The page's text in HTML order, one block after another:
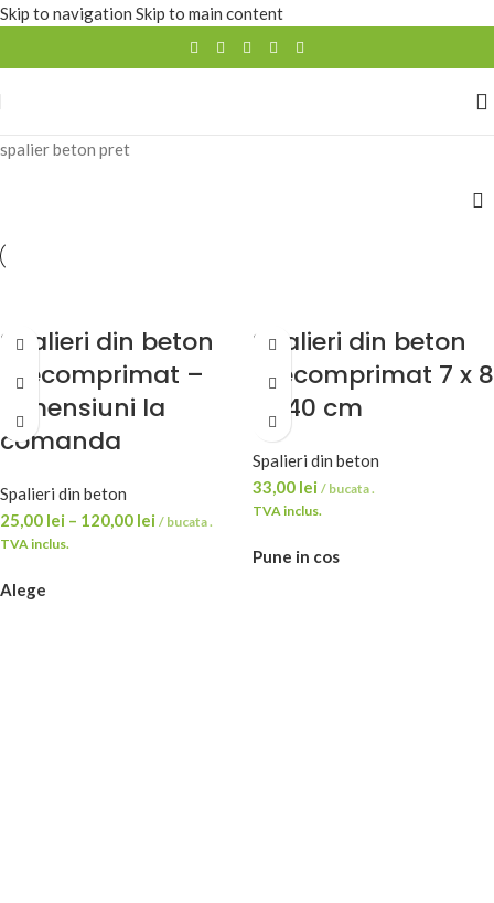
Skip to navigation Skip to main content
spalier beton pret
Spalieri din beton
precomprimat –
dimensiuni la
comanda
Spalieri din beton
25,00 lei – 120,00 lei / bucata .
TVA inclus.
Alege
Spalieri din beton
precomprimat 7 x 8
x 240 cm
Spalieri din beton
33,00 lei / bucata .
TVA inclus.
Pune in cos